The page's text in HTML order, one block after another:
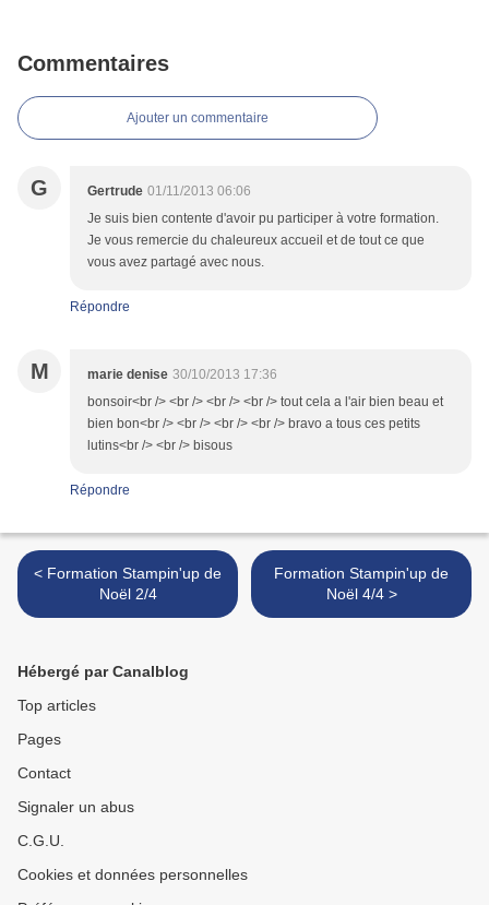
Commentaires
Ajouter un commentaire
G Gertrude 01/11/2013 06:06
Je suis bien contente d'avoir pu participer à votre formation.
Je vous remercie du chaleureux accueil et de tout ce que
vous avez partagé avec nous.
Répondre
M marie denise 30/10/2013 17:36
bonsoir<br /> <br /> <br /> <br /> tout cela a l'air bien beau et
bien bon<br /> <br /> <br /> <br /> bravo a tous ces petits
lutins<br /> <br /> bisous
Répondre
< Formation Stampin'up de
Noël 2/4
Formation Stampin'up de
Noël 4/4 >
Hébergé par Canalblog
Top articles
Pages
Contact
Signaler un abus
C.G.U.
Cookies et données personnelles